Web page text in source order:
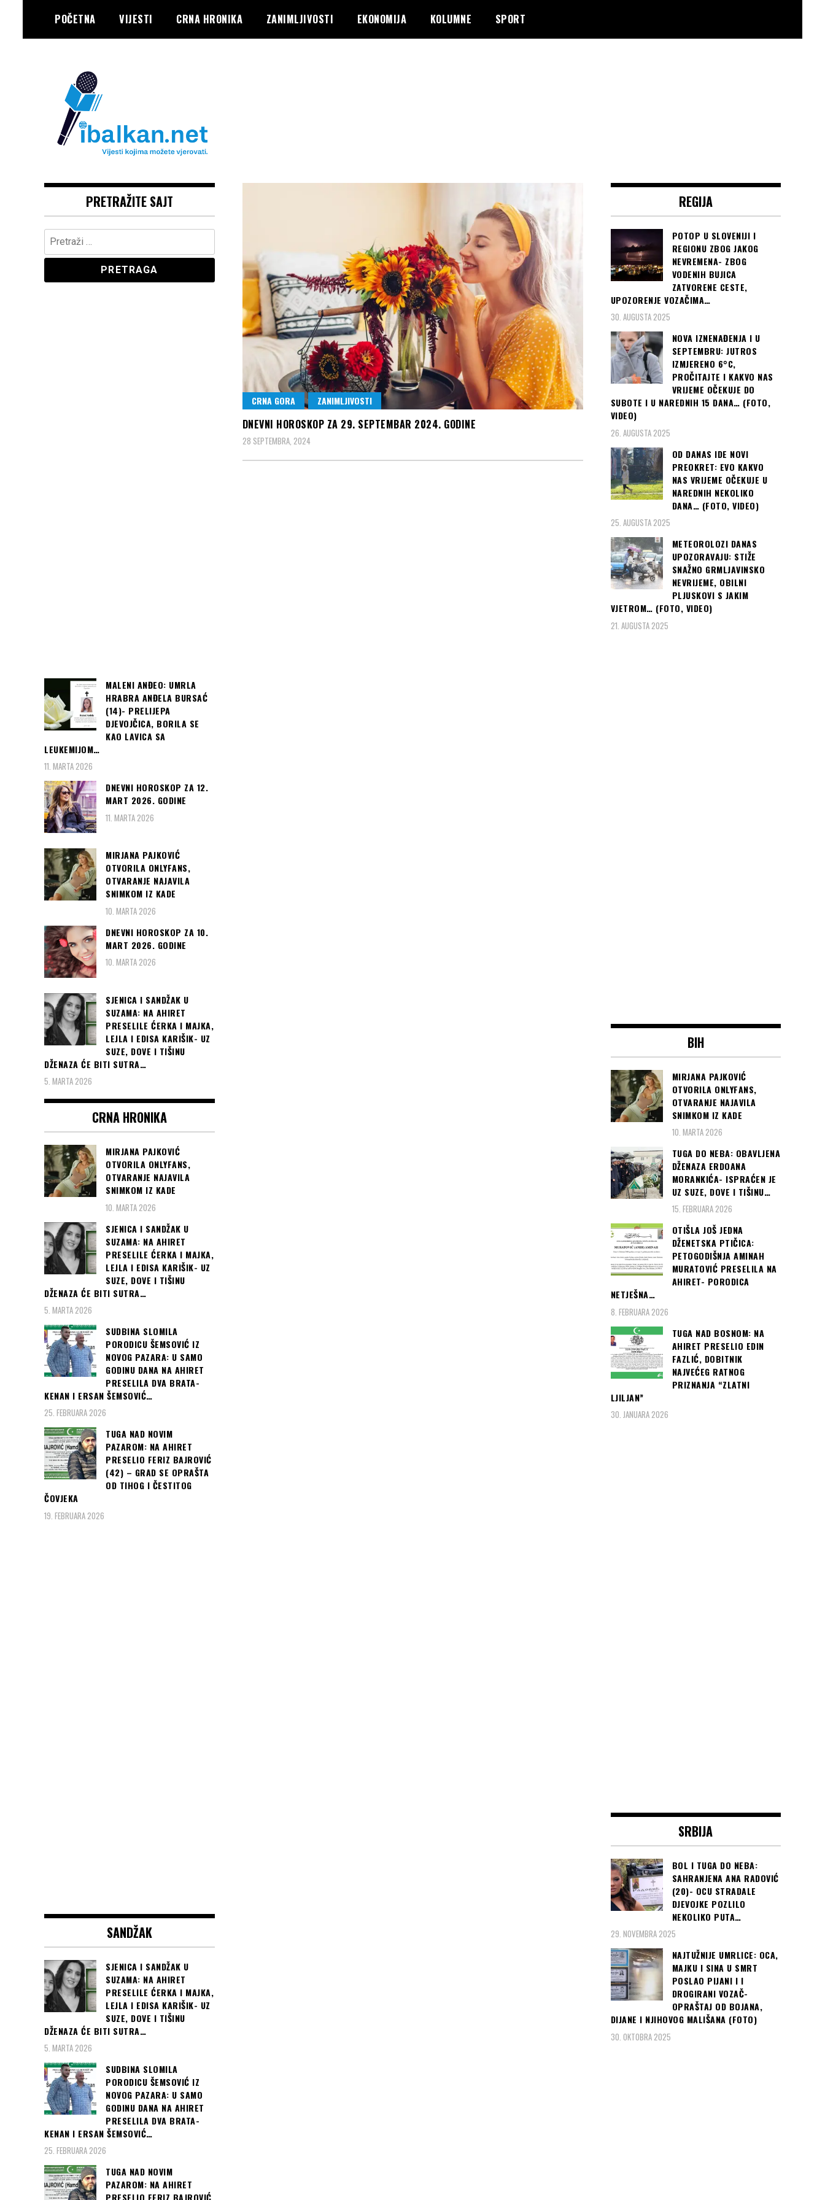
content
POČETNA VIJESTI CRNA HRONIKA ZANIMLJIVOSTI EKONOMIJA KOLUMNE SPORT
IBALKAN
CRNA GORA ZANIMLJIVOSTI
DNEVNI HOROSKOP ZA 29. SEPTEMBAR 2024. GODINE
28 SEPTEMBRA, 2024
PRETRAŽITE SAJT
Pretraga:
MALENI ANĐEO: UMRLA
HRABRA ANĐELA BURSAĆ
(14)- PRELIJEPA
DJEVOJČICA, BORILA SE
KAO LAVICA SA
LEUKEMIJOM…
11. MARTA 2026
DNEVNI HOROSKOP ZA 12.
MART 2026. GODINE
11. MARTA 2026
MIRJANA PAJKOVIĆ
OTVORILA ONLYFANS,
OTVARANJE NAJAVILA
SNIMKOM IZ KADE
10. MARTA 2026
DNEVNI HOROSKOP ZA 10.
MART 2026. GODINE
10. MARTA 2026
SJENICA I SANDŽAK U
SUZAMA: NA AHIRET
PRESELILE ĆERKA I MAJKA,
LEJLA I EDISA KARIŠIK- UZ
SUZE, DOVE I TIŠINU
DŽENAZA ĆE BITI SUTRA…
5. MARTA 2026
CRNA HRONIKA
MIRJANA PAJKOVIĆ
OTVORILA ONLYFANS,
OTVARANJE NAJAVILA
SNIMKOM IZ KADE
10. MARTA 2026
SJENICA I SANDŽAK U
SUZAMA: NA AHIRET
PRESELILE ĆERKA I MAJKA,
LEJLA I EDISA KARIŠIK- UZ
SUZE, DOVE I TIŠINU
DŽENAZA ĆE BITI SUTRA…
5. MARTA 2026
SUDBINA SLOMILA
PORODICU ŠEMSOVIĆ IZ
NOVOG PAZARA: U SAMO
GODINU DANA NA AHIRET
PRESELILA DVA BRATA-
KENAN I ERSAN ŠEMSOVIĆ…
25. FEBRUARA 2026
TUGA NAD NOVIM
PAZAROM: NA AHIRET
PRESELIO FERIZ BAJROVIĆ
(42) – GRAD SE OPRAŠTA
OD TIHOG I ČESTITOG
ČOVJEKA
19. FEBRUARA 2026
SANDŽAK
SJENICA I SANDŽAK U
SUZAMA: NA AHIRET
PRESELILE ĆERKA I MAJKA,
LEJLA I EDISA KARIŠIK- UZ
SUZE, DOVE I TIŠINU
DŽENAZA ĆE BITI SUTRA…
5. MARTA 2026
SUDBINA SLOMILA
PORODICU ŠEMSOVIĆ IZ
NOVOG PAZARA: U SAMO
GODINU DANA NA AHIRET
PRESELILA DVA BRATA-
KENAN I ERSAN ŠEMSOVIĆ…
25. FEBRUARA 2026
TUGA NAD NOVIM
PAZAROM: NA AHIRET
REGIJA
POTOP U SLOVENIJI I
REGIONU ZBOG JAKOG
NEVREMENA- ZBOG
VODENIH BUJICA
ZATVORENE CESTE,
UPOZORENJE VOZAČIMA…
30. AUGUSTA 2025
NOVA IZNENAĐENJA I U
SEPTEMBRU: JUTROS
IZMJERENO 6°C,
PROČITAJTE I KAKVO NAS
VRIJEME OČEKUJE DO
SUBOTE I U NAREDNIH 15 DANA… (FOTO,
VIDEO)
26. AUGUSTA 2025
OD DANAS IDE NOVI
PREOKRET: EVO KAKVO
NAS VRIJEME OČEKUJE U
NAREDNIH NEKOLIKO
DANA… (FOTO, VIDEO)
25. AUGUSTA 2025
METEOROLOZI DANAS
UPOZORAVAJU: STIŽE
SNAŽNO GRMLJAVINSKO
NEVRIJEME, OBILNI
PLJUSKOVI S JAKIM
VJETROM… (FOTO, VIDEO)
21. AUGUSTA 2025
BIH
MIRJANA PAJKOVIĆ
OTVORILA ONLYFANS,
OTVARANJE NAJAVILA
SNIMKOM IZ KADE
10. MARTA 2026
TUGA DO NEBA: OBAVLJENA
DŽENAZA ERDOANA
MORANKIĆA- ISPRAĆEN JE
UZ SUZE, DOVE I TIŠINU…
15. FEBRUARA 2026
OTIŠLA JOŠ JEDNA
DŽENETSKA PTIČICA:
PETOGODIŠNJA AMINAH
MURATOVIĆ PRESELILA NA
AHIRET- PORODICA
NETJEŠNA…
8. FEBRUARA 2026
TUGA NAD BOSNOM: NA
AHIRET PRESELIO EDIN
FAZLIĆ, DOBITNIK
NAJVEĆEG RATNOG
PRIZNANJA “ZLATNI
LJILJAN”
30. JANUARA 2026
SRBIJA
BOL I TUGA DO NEBA:
SAHRANJENA ANA RADOVIĆ
(20)- OCU STRADALE
DJEVOJKE POZLILO
NEKOLIKO PUTA…
29. NOVEMBRA 2025
NAJTUŽNIJE UMRLICE: OCA,
MAJKU I SINA U SMRT
POSLAO PIJANI I I
DROGIRANI VOZAČ-
OPRAŠTAJ OD BOJANA,
DIJANE I NJIHOVOG MALIŠANA (FOTO)
30. OKTOBRA 2025